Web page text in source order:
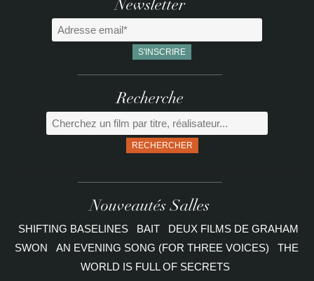
Newsletter
Recherche
RECHERCHER
Nouveautés Salles
SHIFTING BASELINES BAIT
DEUX FILMS DE GRAHAM
SWON
AN EVENING SONG (FOR THREE VOICES)
THE
WORLD IS FULL OF SECRETS